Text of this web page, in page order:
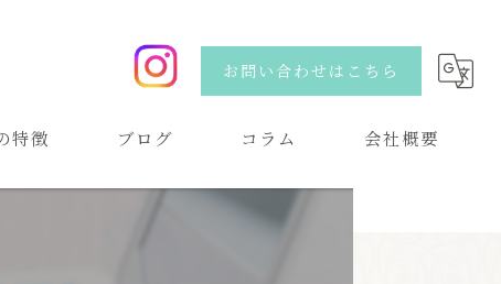
お問い合わせはこちら
特徴 ブログ コラム 会社概要